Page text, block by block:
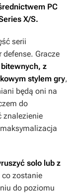
PC
X/S.
serii
defense. Gracze
z
stylem gry,
będą oni na
do
znalezienie
solo lub z
co zostanie
do poziomu